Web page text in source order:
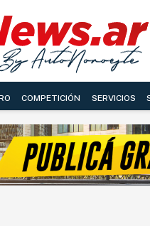
COMPETICIÓN SERVICIOS